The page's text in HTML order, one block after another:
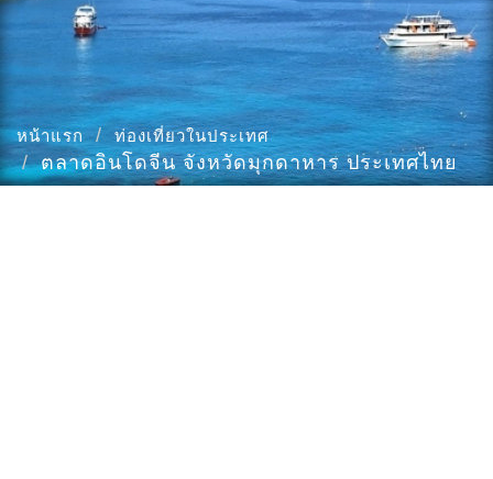
หน้าแรก ท่องเที่ยวในประเทศ
ตลาดอินโดจีน จังหวัดมุกดาหาร ประเทศไทย